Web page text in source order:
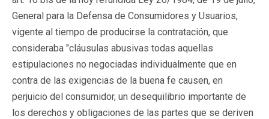
General para la Defensa de Consumidores y Usuarios,
vigente al tiempo de producirse la contratación, que
consideraba "cláusulas abusivas todas aquellas
estipulaciones no negociadas individualmente que en
contra de las exigencias de la buena fe causen, en
perjuicio del consumidor, un desequilibrio importante de
los derechos y obligaciones de las partes que se deriven